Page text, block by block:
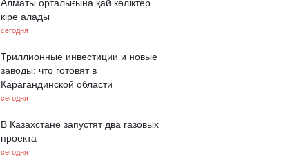
Алматы орталығына қай көліктер
кіре алады
сегодня
Триллионные инвестиции и новые
заводы: что готовят в
Карагандинской области
сегодня
В Казахстане запустят два газовых
проекта
сегодня